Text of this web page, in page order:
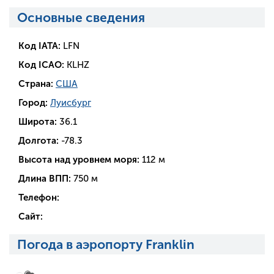
Основные сведения
Код IATA: LFN
Код ICAO: KLHZ
Страна: США
Город: Луисбург
Широта: 36.1
Долгота: -78.3
Высота над уровнем моря: 112 м
Длина ВПП: 750 м
Телефон:
Сайт:
Погода в аэропорту Franklin